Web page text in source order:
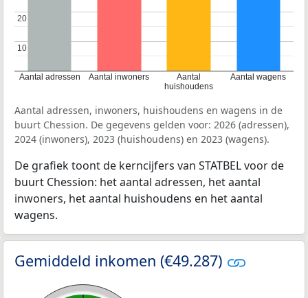
Aantal adressen Aantal inwoners
Aantal
huishoudens
Aantal wagens
10
10
20
20
Aantal adressen, inwoners, huishoudens en wagens in de
buurt Chession. De gegevens gelden voor: 2026 (adressen),
2024 (inwoners), 2023 (huishoudens) en 2023 (wagens).
De grafiek toont de kerncijfers van STATBEL voor de
buurt Chession: het aantal adressen, het aantal
inwoners, het aantal huishoudens en het aantal
wagens.
Gemiddeld inkomen (€49.287)